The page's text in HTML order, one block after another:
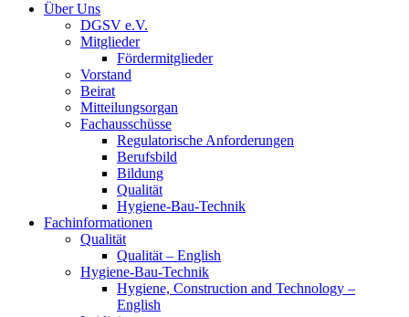
Über Uns
DGSV e.V.
Mitglieder
Fördermitglieder
Vorstand
Beirat
Mitteilungsorgan
Fachausschüsse
Regulatorische Anforderungen
Berufsbild
Bildung
Qualität
Hygiene-Bau-Technik
Fachinformationen
Qualität
Qualität – English
Hygiene-Bau-Technik
Hygiene, Construction and Technology –
English